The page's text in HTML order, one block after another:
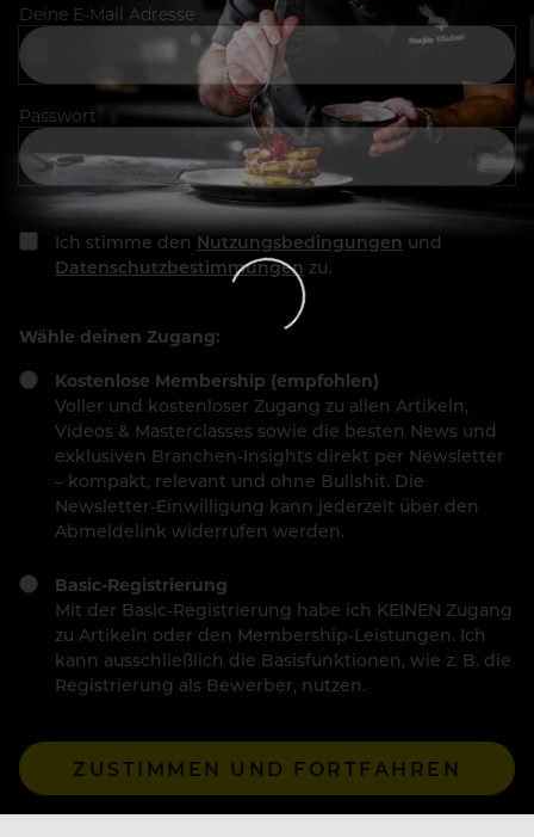
Deine E-Mail Adresse
Passwort
Ich stimme den Nutzungsbedingungen und
Datenschutzbestimmungen zu.
Wähle deinen Zugang:
Kostenlose Membership (empfohlen)
Voller und kostenloser Zugang zu allen Artikeln,
Videos & Masterclasses sowie die besten News und
exklusiven Branchen-Insights direkt per Newsletter
– kompakt, relevant und ohne Bullshit. Die
Newsletter-Einwilligung kann jederzeit über den
Abmeldelink widerrufen werden.
Basic-Registrierung
Mit der Basic-Registrierung habe ich KEINEN Zugang
zu Artikeln oder den Membership-Leistungen. Ich
kann ausschließlich die Basisfunktionen, wie z. B. die
Registrierung als Bewerber, nutzen.
ZUSTIMMEN UND FORTFAHREN